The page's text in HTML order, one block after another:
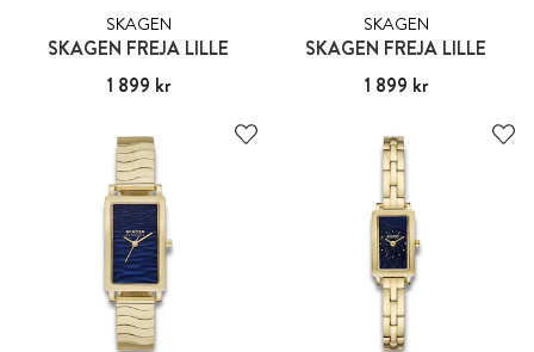
SKAGEN
SKAGEN FREJA LILLE
Pris :1 899 kr
1 899 kr
SKAGEN
SKAGEN FREJA LILLE
Pris :1 899 kr
1 899 kr